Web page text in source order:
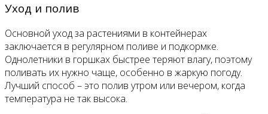
Уход и полив
Основной уход за растениями в контейнерах
заключается в регулярном поливе и подкормке.
Однолетники в горшках быстрее теряют влагу, поэтому
поливать их нужно чаще, особенно в жаркую погоду.
Лучший способ – это полив утром или вечером, когда
температура не так высока.